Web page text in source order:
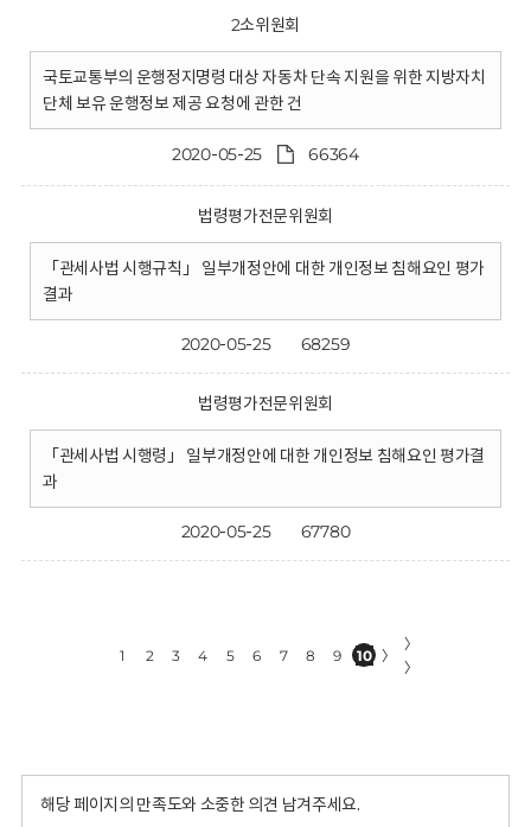
2소위원회
국토교통부의 운행정지명령 대상 자동차 단속 지원을 위한 지방자치
단체 보유 운행정보 제공 요청에 관한 건
2020-05-25 66364
법령평가전문위원회
「관세사법 시행규칙」 일부개정안에 대한 개인정보 침해요인 평가
결과
2020-05-25 68259
법령평가전문위원회
「관세사법 시행령」 일부개정안에 대한 개인정보 침해요인 평가결
과
2020-05-25 67780
1 2 3 4 5 6 7 8 9 10 〉
〉
〉
해당 페이지의 만족도와 소중한 의견 남겨주세요.